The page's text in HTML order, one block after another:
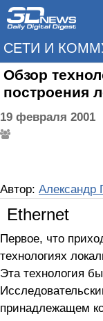
Обзор
построения
19 февраля 2001
Автор: Александр
Ethernet
Первое, что
технологиях
Эта технология
принадлежащем